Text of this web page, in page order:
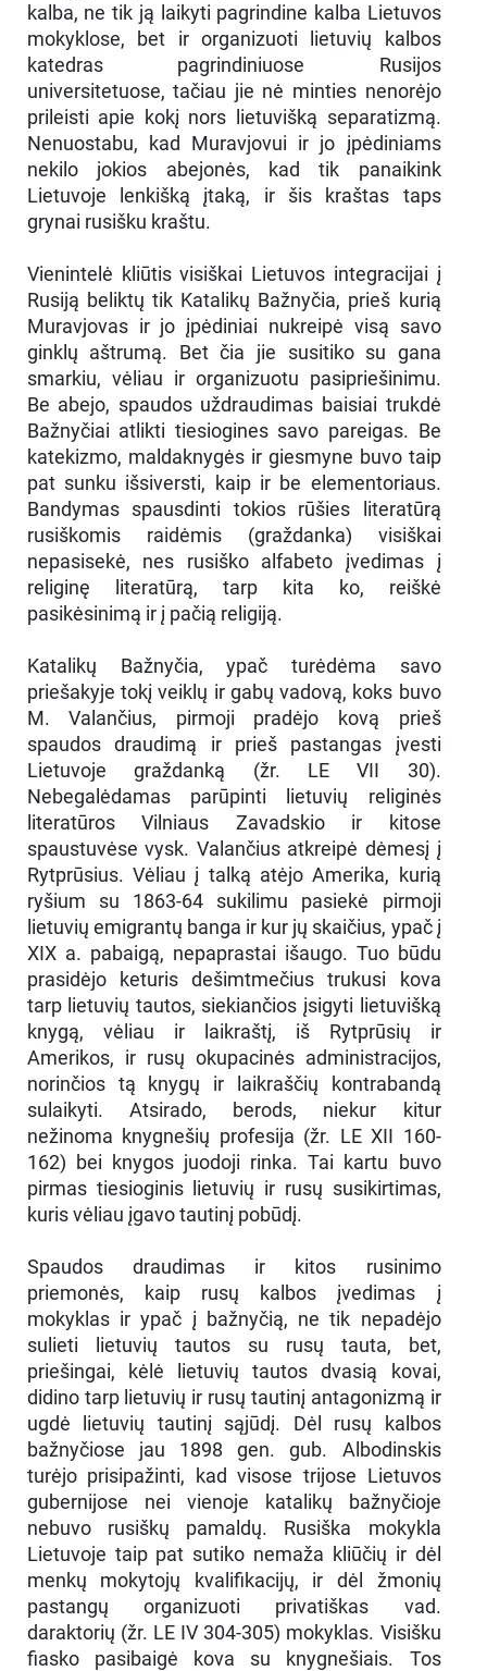
kalba, ne tik ją laikyti pagrindine kalba Lietuvos
mokyklose, bet ir organizuoti lietuvių kalbos
katedras pagrindiniuose Rusijos
universitetuose, tačiau jie nė minties nenorėjo
prileisti apie kokį nors lietuvišką separatizmą.
Nenuostabu, kad Muravjovui ir jo įpėdiniams
nekilo jokios abejonės, kad tik panaikink
Lietuvoje lenkišką įtaką, ir šis kraštas taps
grynai rusišku kraštu.
Vienintelė kliūtis visiškai Lietuvos integracijai į
Rusiją beliktų tik Katalikų Bažnyčia, prieš kurią
Muravjovas ir jo įpėdiniai nukreipė visą savo
ginklų aštrumą. Bet čia jie susitiko su gana
smarkiu, vėliau ir organizuotu pasipriešinimu.
Be abejo, spaudos uždraudimas baisiai trukdė
Bažnyčiai atlikti tiesiogines savo pareigas. Be
katekizmo, maldaknygės ir giesmyne buvo taip
pat sunku išsiversti, kaip ir be elementoriaus.
Bandymas spausdinti tokios rūšies literatūrą
rusiškomis raidėmis (graždanka) visiškai
nepasisekė, nes rusiško alfabeto įvedimas į
religinę literatūrą, tarp kita ko, reiškė
pasikėsinimą ir į pačią religiją.
Katalikų Bažnyčia, ypač turėdėma savo
priešakyje tokį veiklų ir gabų vadovą, koks buvo
M. Valančius, pirmoji pradėjo kovą prieš
spaudos draudimą ir prieš pastangas įvesti
Lietuvoje graždanką (žr. LE VII 30).
Nebegalėdamas parūpinti lietuvių religinės
literatūros Vilniaus Zavadskio ir kitose
spaustuvėse vysk. Valančius atkreipė dėmesį į
Rytprūsius. Vėliau į talką atėjo Amerika, kurią
ryšium su 1863-64 sukilimu pasiekė pirmoji
lietuvių emigrantų banga ir kur jų skaičius, ypač į
XIX a. pabaigą, nepaprastai išaugo. Tuo būdu
prasidėjo keturis dešimtmečius trukusi kova
tarp lietuvių tautos, siekiančios įsigyti lietuvišką
knygą, vėliau ir laikraštį, iš Rytprūsių ir
Amerikos, ir rusų okupacinės administracijos,
norinčios tą knygų ir laikraščių kontrabandą
sulaikyti. Atsirado, berods, niekur kitur
nežinoma knygnešių profesija (žr. LE XII 160-
162) bei knygos juodoji rinka. Tai kartu buvo
pirmas tiesioginis lietuvių ir rusų susikirtimas,
kuris vėliau įgavo tautinį pobūdį.
Spaudos draudimas ir kitos rusinimo
priemonės, kaip rusų kalbos įvedimas į
mokyklas ir ypač į bažnyčią, ne tik nepadėjo
sulieti lietuvių tautos su rusų tauta, bet,
priešingai, kėlė lietuvių tautos dvasią kovai,
didino tarp lietuvių ir rusų tautinį antagonizmą ir
ugdė lietuvių tautinį sąjūdį. Dėl rusų kalbos
bažnyčiose jau 1898 gen. gub. Albodinskis
turėjo prisipažinti, kad visose trijose Lietuvos
gubernijose nei vienoje katalikų bažnyčioje
nebuvo rusiškų pamaldų. Rusiška mokykla
Lietuvoje taip pat sutiko nemaža kliūčių ir dėl
menkų mokytojų kvalifikacijų, ir dėl žmonių
pastangų organizuoti privatiškas vad.
daraktorių (žr. LE IV 304-305) mokyklas. Visišku
fiasko pasibaigė kova su knygnešiais. Tos